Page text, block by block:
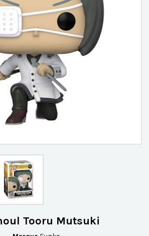
Tooru Mutsuki